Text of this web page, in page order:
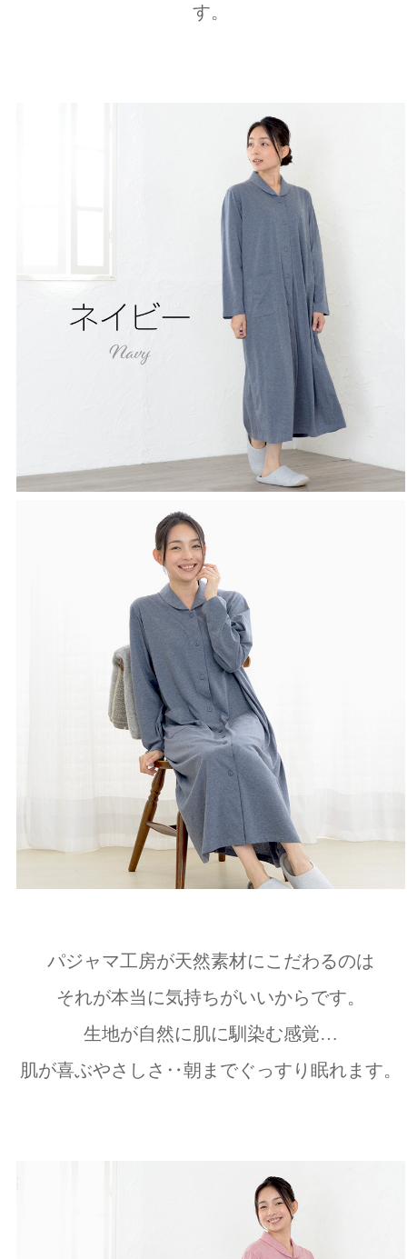
す。
パジャマ工房が天然素材にこだわるのは
それが本当に気持ちがいいからです。
生地が自然に肌に馴染む感覚…
肌が喜ぶやさしさ‥朝までぐっすり眠れます。